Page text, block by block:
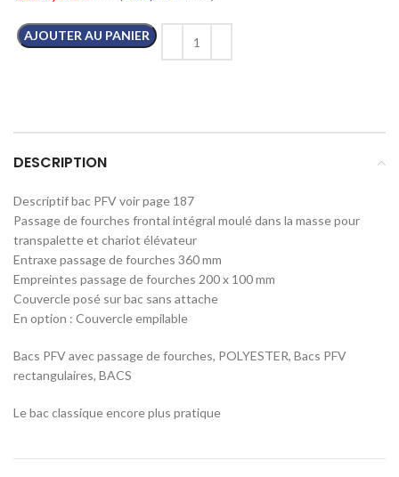
AJOUTER AU PANIER
DESCRIPTION
Descriptif bac PFV voir page 187
Passage de fourches frontal intégral moulé dans la masse pour
transpalette et chariot élévateur
Entraxe passage de fourches 360 mm
Empreintes passage de fourches 200 x 100 mm
Couvercle posé sur bac sans attache
En option : Couvercle empilable
Bacs PFV avec passage de fourches, POLYESTER, Bacs PFV
rectangulaires, BACS
Le bac classique encore plus pratique